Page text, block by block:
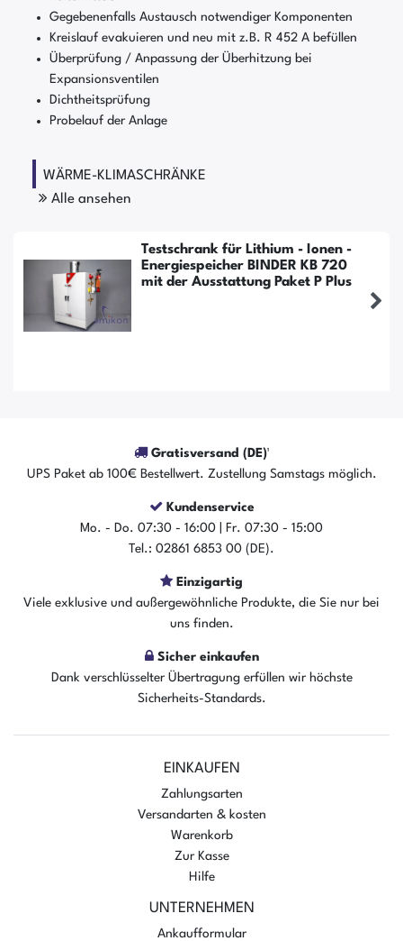
Gegebenenfalls Austausch notwendiger Komponenten
Kreislauf evakuieren und neu mit z.B. R 452 A befüllen
Überprüfung / Anpassung der Überhitzung bei
Expansionsventilen
Dichtheitsprüfung
Probelauf der Anlage
WÄRME-KLIMASCHRÄNKE
Alle ansehen
Testschrank für Lithium - Ionen -
Energiespeicher BINDER KB 720
mit der Ausstattung Paket P Plus
Der Artikel ist sofort verfügbar
Gratisversand (DE)¹
UPS Paket ab 100€ Bestellwert. Zustellung Samstags möglich.
Kundenservice
Mo. - Do. 07:30 - 16:00 | Fr. 07:30 - 15:00
Tel.: 02861 6853 00 (DE).
Einzigartig
Viele exklusive und außergewöhnliche Produkte, die Sie nur bei
uns finden.
Sicher einkaufen
Dank verschlüsselter Übertragung erfüllen wir höchste
Sicherheits-Standards.
EINKAUFEN
Zahlungsarten
Versandarten & kosten
Warenkorb
Zur Kasse
Hilfe
UNTERNEHMEN
Ankaufformular